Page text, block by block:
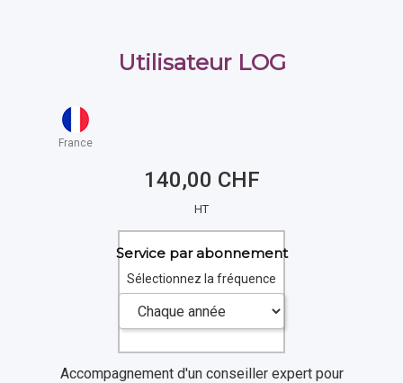
Utilisateur LOG
France
140,00 CHF
HT
Service par abonnement
Sélectionnez la fréquence
Accompagnement d'un conseiller expert pour